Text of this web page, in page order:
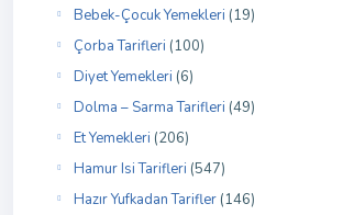
Bebek-Çocuk Yemekleri (19)
Çorba Tarifleri (100)
Diyet Yemekleri (6)
Dolma – Sarma Tarifleri (49)
Et Yemekleri (206)
Hamur Isi Tarifleri (547)
Hazır Yufkadan Tarifler (146)